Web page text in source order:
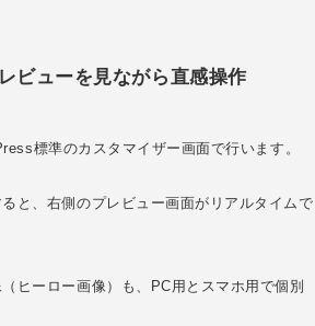
ビューを見ながら直感操作
標準のカスタマイザー画面で行います。
と、右側のプレビュー画面がリアルタイムで
ヒーロー画像）も、PC用とスマホ用で個別